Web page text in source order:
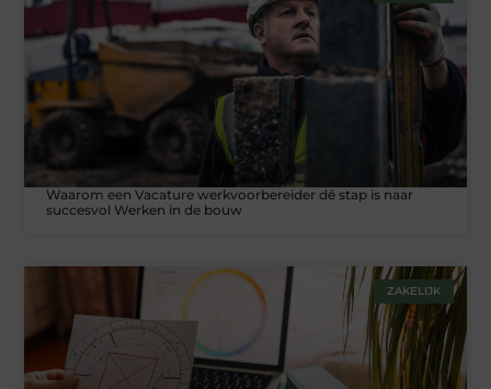
Waarom een Vacature werkvoorbereider dé stap is naar
succesvol Werken in de bouw
ZAKELIJK